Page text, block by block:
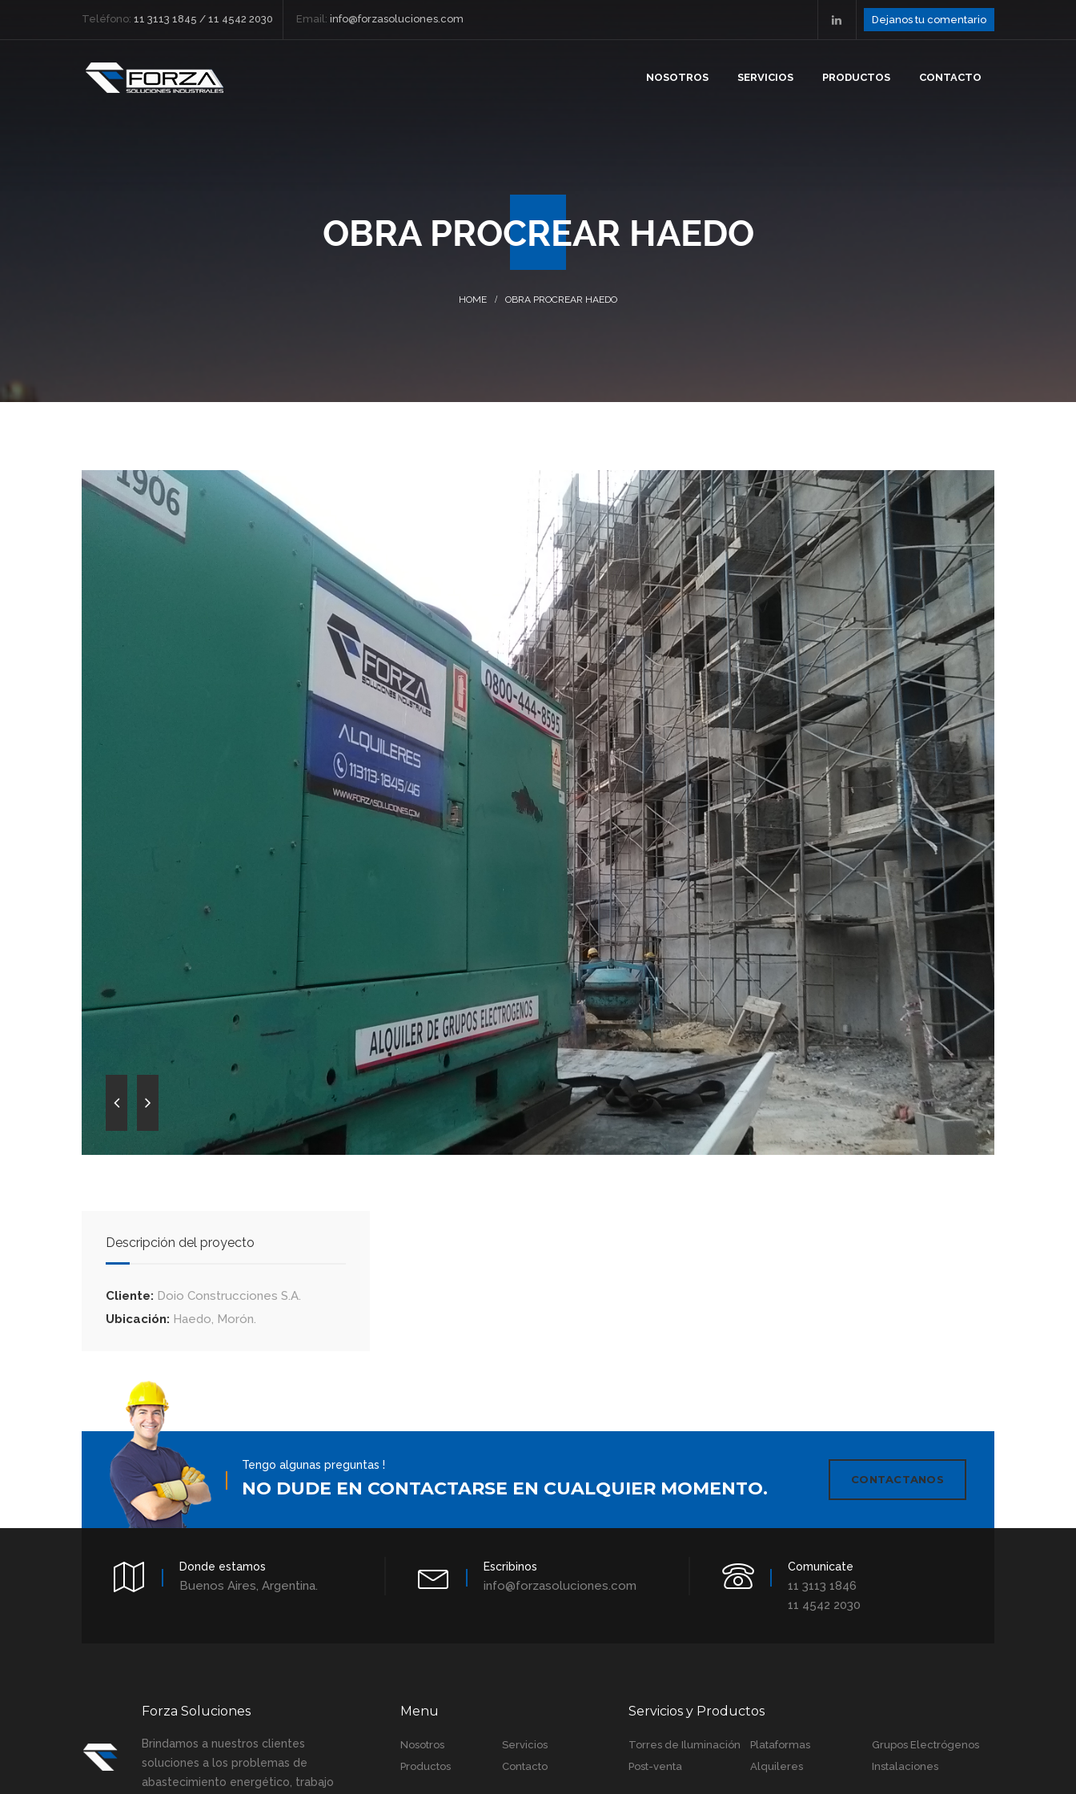
Teléfono: 11 3113 1845 / 11 4542 2030 Email: info@forzasoluciones.com Dejanos tu comentario
NOSOTROS SERVICIOS PRODUCTOS CONTACTO
OBRA PROCREAR HAEDO
OBRA PROCREAR HAEDO
Descripción del proyecto
Cliente: Doio Construcciones S.A.
Ubicación: Haedo, Morón.
Tengo algunas preguntas !
NO DUDE EN CONTACTARSE EN CUALQUIER MOMENTO. CONTACTANOS
Donde estamos
Buenos Aires, Argentina.
Escribinos
info@forzasoluciones.com
Comunicate
11 3113 1846
11 4542 2030
Forza Soluciones
Brindamos a nuestros clientes
soluciones a los problemas de
abastecimiento energético, trabajo
Menu
Nosotros
Servicios
Productos
Contacto
Servicios y Productos
Torres de Iluminación Plataformas
Grupos Electrógenos
Post-venta
Alquileres Instalaciones